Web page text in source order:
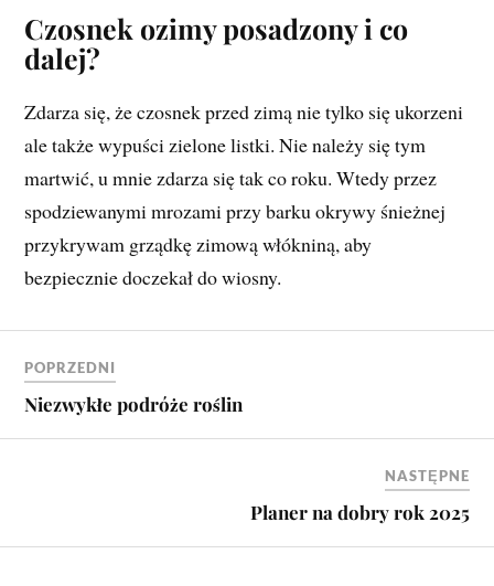
Czosnek ozimy posadzony i co
dalej?
Zdarza się, że czosnek przed zimą nie tylko się ukorzeni
ale także wypuści zielone listki. Nie należy się tym
martwić, u mnie zdarza się tak co roku. Wtedy przez
spodziewanymi mrozami przy barku okrywy śnieżnej
przykrywam grządkę zimową włókniną, aby
bezpiecznie doczekał do wiosny.
POPRZEDNI
Niezwykłe podróże roślin
NASTĘPNE
Planer na dobry rok 2025